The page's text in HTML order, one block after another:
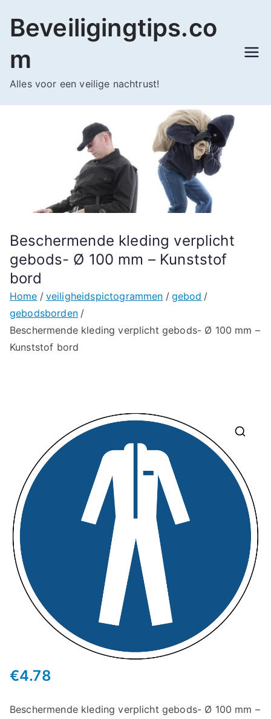
naar
inhoud
Beveiligingtips.co
m
Alles voor een veilige nachtrust!
Beschermende kleding verplicht
gebods- Ø 100 mm – Kunststof
bord
Home veiligheidspictogrammen
gebod
gebodsborden
Beschermende kleding verplicht gebods- Ø 100 mm –
Kunststof bord
€4.78
Beschermende kleding verplicht gebods- Ø 100 mm –